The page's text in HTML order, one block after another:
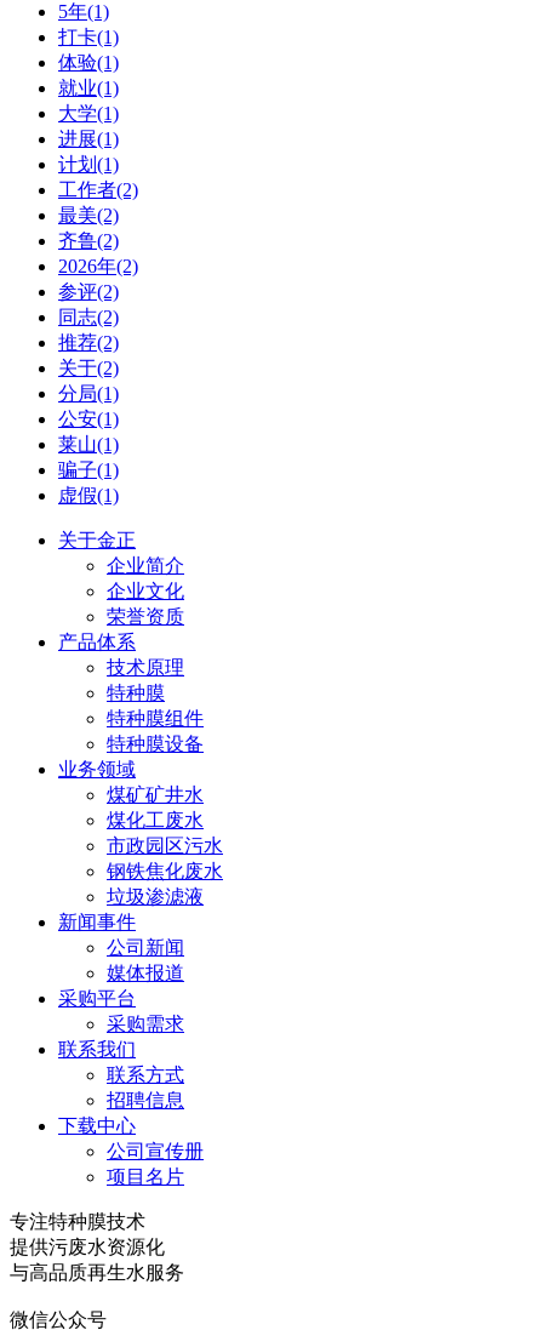
5年(1)
打卡(1)
体验(1)
就业(1)
大学(1)
进展(1)
计划(1)
工作者(2)
最美(2)
齐鲁(2)
2026年(2)
参评(2)
同志(2)
推荐(2)
关于(2)
分局(1)
公安(1)
莱山(1)
骗子(1)
虚假(1)
关于金正
企业简介
企业文化
荣誉资质
产品体系
技术原理
特种膜
特种膜组件
特种膜设备
业务领域
煤矿矿井水
煤化工废水
市政园区污水
钢铁焦化废水
垃圾渗滤液
新闻事件
公司新闻
媒体报道
采购平台
采购需求
联系我们
联系方式
招聘信息
下载中心
公司宣传册
项目名片
专注特种膜技术
提供污废水资源化
与高品质再生水服务
微信公众号